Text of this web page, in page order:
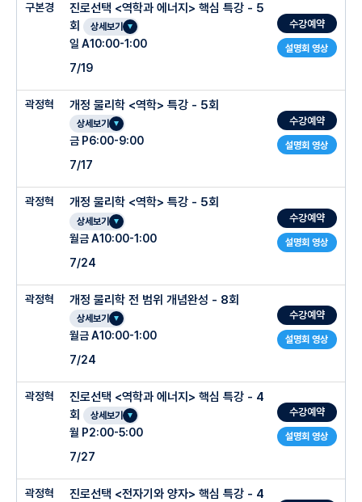
구본경
설명회 영상
진로선택 <역학과 에너지> 핵심 특강 - 5
회
상세보기
일 A10:00-1:00
7/19
수강예약
곽정혁
설명회 영상
개정 물리학 <역학> 특강 - 5회
상세보기
금 P6:00-9:00
7/17
수강예약
곽정혁
설명회 영상
개정 물리학 <역학> 특강 - 5회
상세보기
월금 A10:00-1:00
7/24
수강예약
곽정혁
설명회 영상
개정 물리학 전 범위 개념완성 - 8회
상세보기
월금 A10:00-1:00
7/24
수강예약
곽정혁
설명회 영상
진로선택 <역학과 에너지> 핵심 특강 - 4
회
상세보기
월 P2:00-5:00
7/27
수강예약
곽정혁
진로선택 <전자기와 양자> 핵심 특강 - 4